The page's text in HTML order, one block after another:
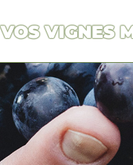
VOS VIGNES